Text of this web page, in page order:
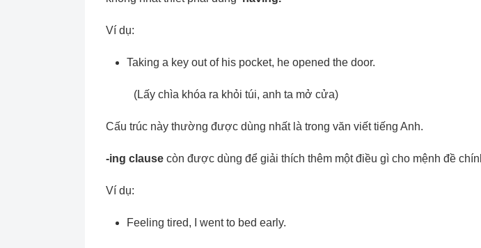
Ví dụ:
Taking a key out of his pocket, he opened the door.
(Lấy chìa khóa ra khỏi túi, anh ta mở cửa)
Cấu trúc này thường được dùng nhất là trong văn viết tiếng Anh.
-ing clause còn được dùng để giải thích thêm một điều gì cho mệnh đề
Ví dụ:
Feeling tired, I went to bed early.